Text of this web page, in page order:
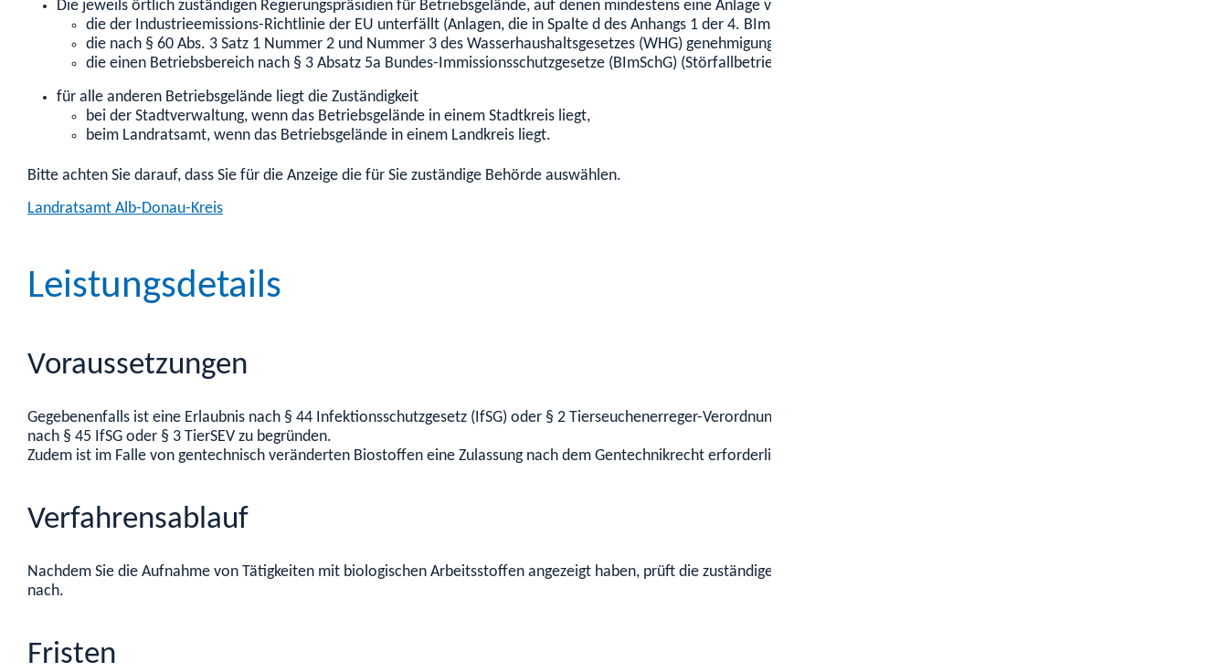
Die jeweils örtlich zuständigen Regierungspräsidien für Betriebsgelände, auf denen mindestens eine Anlage vorhanden ist,
die der Industrieemissions-Richtlinie der EU unterfällt (Anlagen, die in Spalte d des Anhangs 1 der 4. BImSchV mit dem Buchstaben E gekennzeichnet sind),
die nach § 60 Abs. 3 Satz 1 Nummer 2 und Nummer 3 des Wasserhaushaltsgesetzes (WHG) genehmigungsbedürftig ist oder
die einen Betriebsbereich nach § 3 Absatz 5a Bundes-Immissionsschutzgesetze (BImSchG) (Störfallbetrieb) darstellt.
für alle anderen Betriebsgelände liegt die Zuständigkeit
bei der Stadtverwaltung, wenn das Betriebsgelände in einem Stadtkreis liegt,
beim Landratsamt, wenn das Betriebsgelände in einem Landkreis liegt.
Bitte achten Sie darauf, dass Sie für die Anzeige die für Sie zuständige Behörde auswählen.
Landratsamt Alb-Donau-Kreis
Leistungsdetails
Voraussetzungen
Gegebenenfalls ist eine Erlaubnis nach § 44 Infektionsschutzgesetz (IfSG) oder § 2 Tierseuchenerreger-Verordnung (TierSEV) zu beantragen beziehungsweise die Erlaubnisfreiheit
nach § 45 IfSG oder § 3 TierSEV zu begründen.
Zudem ist im Falle von gentechnisch veränderten Biostoffen eine Zulassung nach dem Gentechnikrecht erforderlich.
Verfahrensablauf
Nachdem Sie die Aufnahme von Tätigkeiten mit biologischen Arbeitsstoffen angezeigt haben, prüft die zuständige Behörde die Anzeige und fordert gegebenenfalls Unterlagen
nach.
Fristen